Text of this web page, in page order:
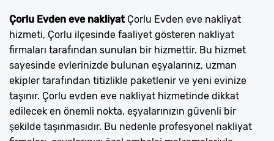
Çorlu Evden eve nakliyatÇorlu Evden eve nakliyat
hizmeti, Çorlu ilçesinde faaliyet gösteren nakliyat
firmaları tarafından sunulan bir hizmettir. Bu hizmet
sayesinde evlerinizde bulunan eşyalarınız, uzman
ekipler tarafından titizlikle paketlenir ve yeni evinize
taşınır. Çorlu evden eve nakliyat hizmetinde dikkat
edilecek en önemli nokta, eşyalarınızın güvenli bir
şekilde taşınmasıdır. Bu nedenle profesyonel nakliyat